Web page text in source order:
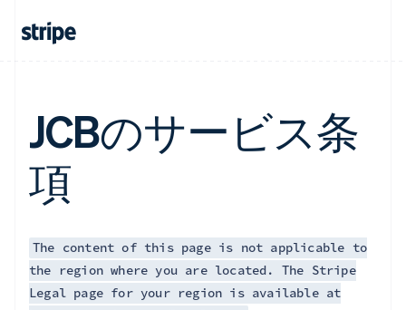
JCBのサービス条
項
The content of this page is not applicable to
the region where you are located. The Stripe
Legal page for your region is available at